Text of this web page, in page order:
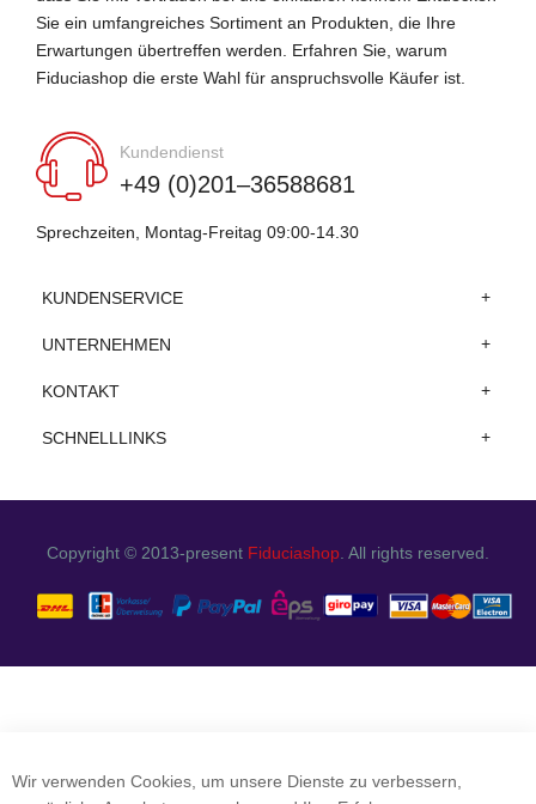
Sie ein umfangreiches Sortiment an Produkten, die Ihre
Erwartungen übertreffen werden. Erfahren Sie, warum
Fiduciashop die erste Wahl für anspruchsvolle Käufer ist.
Kundendienst
+49 (0)201–36588681
Sprechzeiten, Montag-Freitag 09:00-14.30
KUNDENSERVICE
UNTERNEHMEN
KONTAKT
SCHNELLLINKS
Copyright © 2013-present Fiduciashop . All rights reserved.
Wir verwenden Cookies, um unsere Dienste zu verbessern,